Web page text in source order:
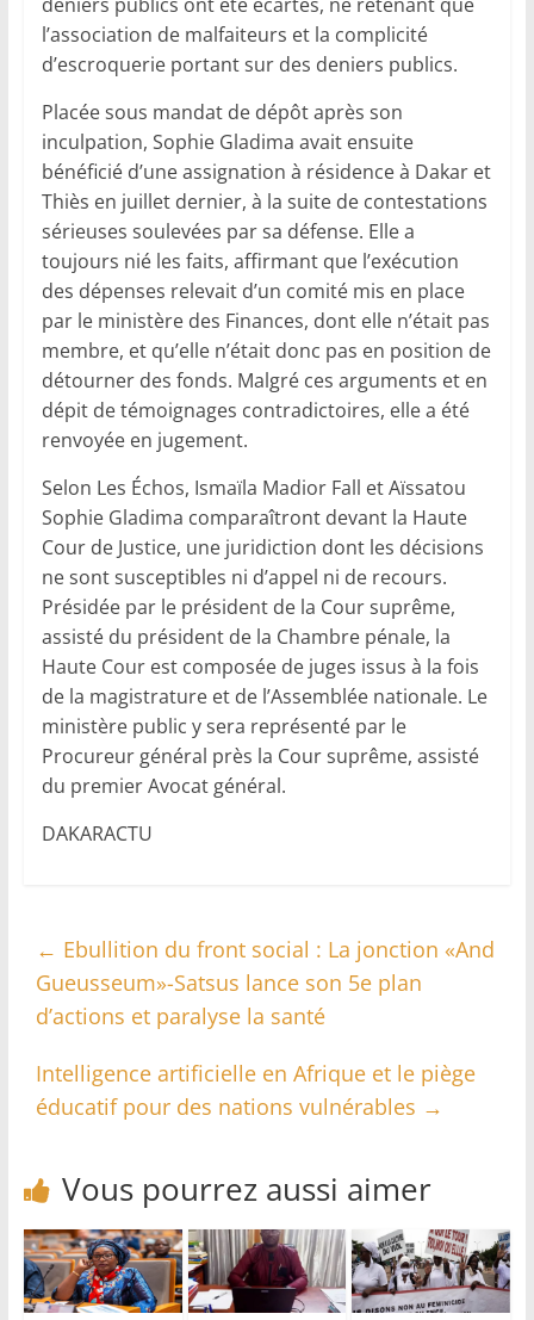
l’association de malfaiteurs et la complicité
d’escroquerie portant sur des deniers publics.
Placée sous mandat de dépôt après son
inculpation, Sophie Gladima avait ensuite
bénéficié d’une assignation à résidence à Dakar et
Thiès en juillet dernier, à la suite de contestations
sérieuses soulevées par sa défense. Elle a
toujours nié les faits, affirmant que l’exécution
des dépenses relevait d’un comité mis en place
par le ministère des Finances, dont elle n’était pas
membre, et qu’elle n’était donc pas en position de
détourner des fonds. Malgré ces arguments et en
dépit de témoignages contradictoires, elle a été
renvoyée en jugement.
Selon Les Échos, Ismaïla Madior Fall et Aïssatou
Sophie Gladima comparaîtront devant la Haute
Cour de Justice, une juridiction dont les décisions
ne sont susceptibles ni d’appel ni de recours.
Présidée par le président de la Cour suprême,
assisté du président de la Chambre pénale, la
Haute Cour est composée de juges issus à la fois
de la magistrature et de l’Assemblée nationale. Le
ministère public y sera représenté par le
Procureur général près la Cour suprême, assisté
du premier Avocat général.
DAKARACTU
← Ebullition du front social : La jonction «And
Gueusseum»-Satsus lance son 5e plan
d’actions et paralyse la santé
Intelligence artificielle en Afrique et le piège
éducatif pour des nations vulnérables →
Vous pourrez aussi aimer